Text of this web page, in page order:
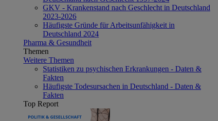
GKV - Krankenstand nach Geschlecht in Deutschland
2023-2026
Häufigste Gründe für Arbeitsunfähigkeit in
Deutschland 2024
Pharma & Gesundheit
Themen
Weitere Themen
Statistiken zu psychischen Erkrankungen - Daten &
Fakten
Häufigste Todesursachen in Deutschland - Daten &
Fakten
Top Report